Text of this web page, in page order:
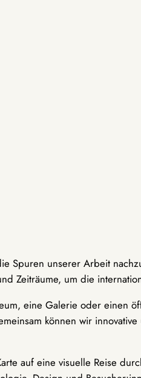
Spuren unserer Arbeit
Zeiträume, um die
eine Galerie oder einen
können wir
auf eine visuelle Reise